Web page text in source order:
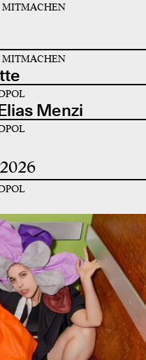
MITMACHEN
MITMACHEN
Menzi